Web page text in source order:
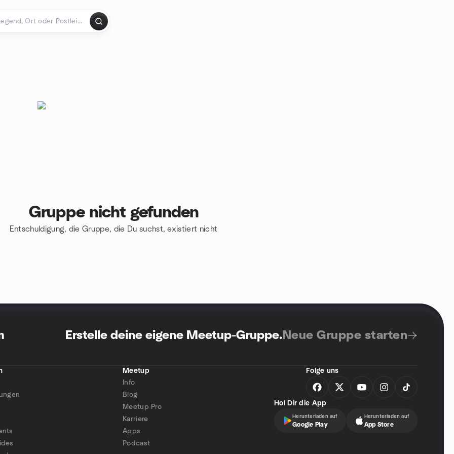
Gruppe nicht gefunden
Entschuldigung, die Gruppe, die Du suchst, existiert nicht
Erstelle deine eigene Meetup-Gruppe.Neue Gruppe starten
Meetup
Info
Blog
Meetup Pro
Karriere
Apps
Podcast
Folge uns
Hol Dir die App
Herunterladen auf
Google Play
Herunterladen auf
App Store